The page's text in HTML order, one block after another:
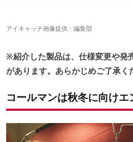
快適レイチェアから新色登場！
2ルームが欲しいなら、秋まで待っ
パーティーに最適！このアイテムの
アイキャッチ画像提供：編集部
※紹介した製品は、仕様変更や発
があります。あらかじめご了承く
コールマンは秋冬に向けエ